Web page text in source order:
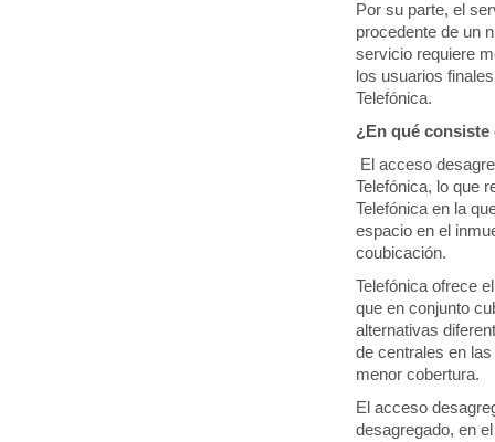
Por su parte, el
procedente de un
servicio requiere
los usuarios
Telefónica.
¿En qué consiste
El acceso
Telefónica, lo que
Telefónica en la
espacio en el
coubicación.
Telefónica ofrece
que en conjunto
alternativas
de centrales en
menor cobertura.
El acceso
desagregado, en